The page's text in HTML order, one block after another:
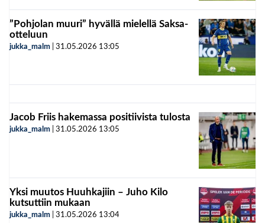
”Pohjolan muuri” hyvällä mielellä Saksa-
otteluun
jukka_malm 31.05.2026 13:05
Jacob Friis hakemassa positiivista tulosta
jukka_malm 31.05.2026 13:05
Yksi muutos Huuhkajiin – Juho Kilo
kutsuttiin mukaan
jukka_malm 31.05.2026 13:04